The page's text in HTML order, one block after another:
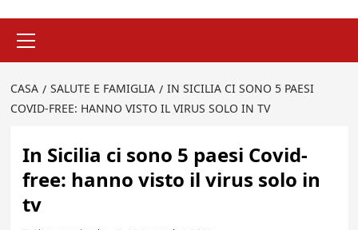
principale
CASA SALUTE E FAMIGLIA
IN SICILIA CI SONO 5 PAESI
COVID-FREE: HANNO VISTO IL VIRUS SOLO IN TV
In Sicilia ci sono 5 paesi Covid-
free: hanno visto il virus solo in
tv